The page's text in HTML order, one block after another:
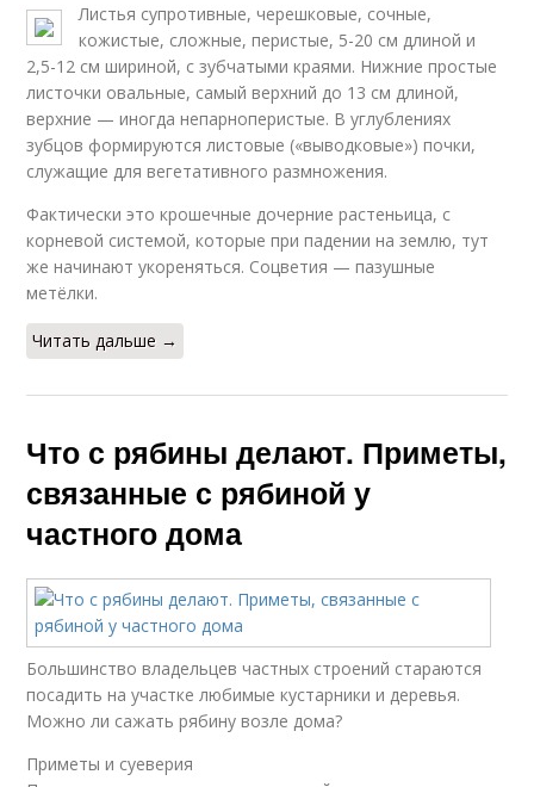
Листья супротивные, черешковые, сочные,
кожистые, сложные, перистые, 5-20 см длиной и
2,5-12 см шириной, с зубчатыми краями. Нижние простые
листочки овальные, самый верхний до 13 см длиной,
верхние — иногда непарноперистые. В углублениях
зубцов формируются листовые («выводковые») почки,
служащие для вегетативного размножения.
Фактически это крошечные дочерние растеньица, с
корневой системой, которые при падении на землю, тут
же начинают укореняться. Соцветия — пазушные
метёлки.
Читать дальше →
Что с рябины делают. Приметы,
связанные с рябиной у
частного дома
Большинство владельцев частных строений стараются
посадить на участке любимые кустарники и деревья.
Можно ли сажать рябину возле дома?
Приметы и суеверия